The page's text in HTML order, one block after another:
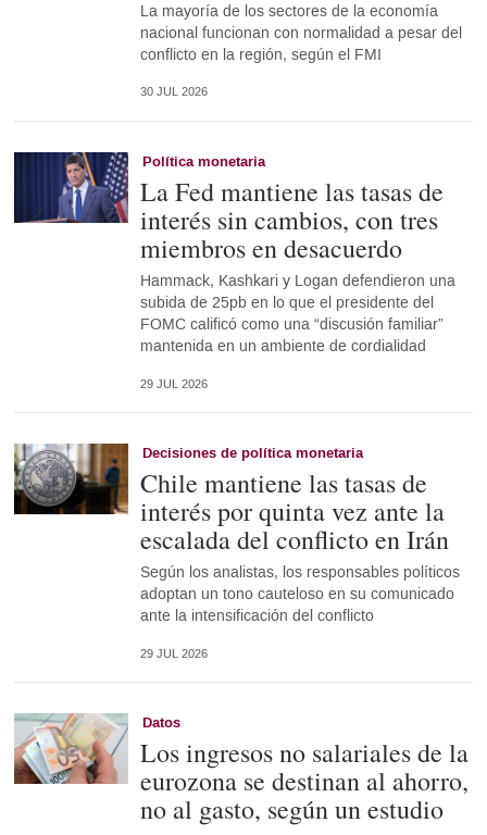
La mayoría de los sectores de la economía
nacional funcionan con normalidad a pesar del
conflicto en la región, según el FMI
30 JUL 2026
Política monetaria
La Fed mantiene las tasas de
interés sin cambios, con tres
miembros en desacuerdo
Hammack, Kashkari y Logan defendieron una
subida de 25pb en lo que el presidente del
FOMC calificó como una “discusión familiar”
mantenida en un ambiente de cordialidad
29 JUL 2026
Decisiones de política monetaria
Chile mantiene las tasas de
interés por quinta vez ante la
escalada del conflicto en Irán
Según los analistas, los responsables políticos
adoptan un tono cauteloso en su comunicado
ante la intensificación del conflicto
29 JUL 2026
Datos
Los ingresos no salariales de la
eurozona se destinan al ahorro,
no al gasto, según un estudio